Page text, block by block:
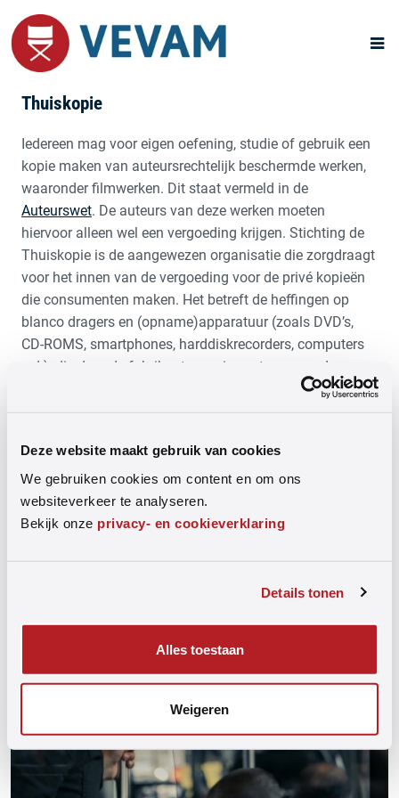
Deze website maakt gebruik van cookies
We gebruiken cookies om content en om ons
websiteverkeer te analyseren.
Bekijk onze privacy- en cookieverklaring
Details tonen
Alles toestaan
Weigeren
Thuiskopie
Iedereen mag voor eigen oefening, studie of gebruik een
kopie maken van auteursrechtelijk beschermde werken,
waaronder filmwerken. Dit staat vermeld in de
Auteurswet. De auteurs van deze werken moeten
hiervoor alleen wel een vergoeding krijgen. Stichting de
Thuiskopie is de aangewezen organisatie die zorgdraagt
voor het innen van de vergoeding voor de privé kopieën
die consumenten maken. Het betreft de heffingen op
blanco dragers en (opname)apparatuur (zoals DVD’s,
CD-ROMS, smartphones, harddiskrecorders, computers
e.d.), die door de fabrikanten en importeurs van deze
producten worden betaald aan Stichting de Thuiskopie.
Stichting de Thuiskopie verdeelt de ontvangen gelden
voor de regisseurs van audiovisuele werken via VEVAM.
Klikhier voor meer informatie.